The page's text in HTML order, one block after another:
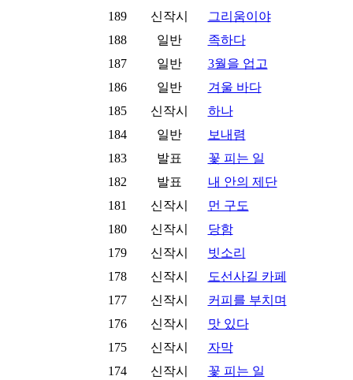
189
신작시
그리움이야
188
일반
족하다
187
일반
3월을 업고
186
일반
겨울 바다
185
신작시
하나
184
일반
보내렴
183
발표
꽃 피는 일
182
발표
내 안의 제단
181
신작시
먼 구도
180
신작시
당함
179
신작시
빗소리
178
신작시
도선사길 카페
177
신작시
커피를 부치며
176
신작시
맛 있다
175
신작시
자막
174
신작시
꽃 피는 일